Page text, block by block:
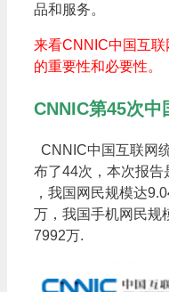
品和服务。
来看CNNIC中国互
的重要性和必要性。
CNNIC第45次中
CNNIC中国互联网
布了44次，本次报告
，我国网民规模达
万，我国手机网民规
7992万.